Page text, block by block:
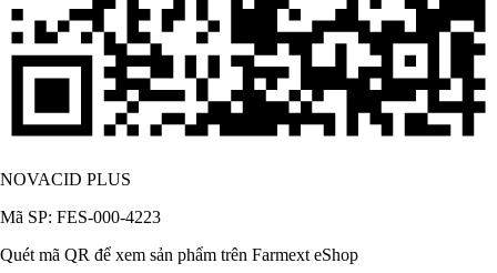
NOVACID PLUS
Mã SP: FES-000-4223
Quét mã QR để xem sản phẩm trên Farmext eShop